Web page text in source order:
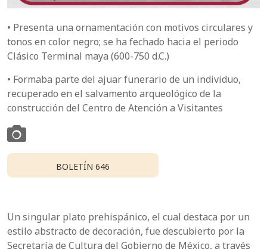
• Presenta una ornamentación con motivos circulares y
tonos en color negro; se ha fechado hacia el periodo
Clásico Terminal maya (600-750 d.C.)
• Formaba parte del ajuar funerario de un individuo,
recuperado en el salvamento arqueológico de la
construcción del Centro de Atención a Visitantes
BOLETÍN 646
Un singular plato prehispánico, el cual destaca por un
estilo abstracto de decoración, fue descubierto por la
Secretaría de Cultura del Gobierno de México, a través